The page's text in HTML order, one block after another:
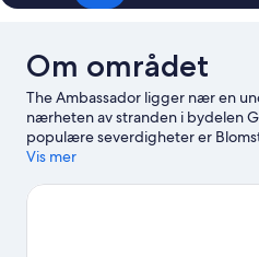
Om området
The Ambassador ligger nær en
nærheten av stranden i bydelen
populære severdigheter er
fontenen, mens Bastions-parken
kamp mens du er i byen, kan du
Vis mer